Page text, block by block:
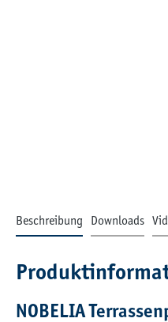
Beschreibung Downloads
NOBELIA